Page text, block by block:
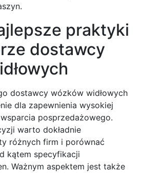
praktyki
dostawcy
dostawcy wózków widłowych
dla zapewnienia wysokiej
posprzedażowego.
warto dokładnie
różnych firm i porównać
kątem specyfikacji
Ważnym aspektem jest także